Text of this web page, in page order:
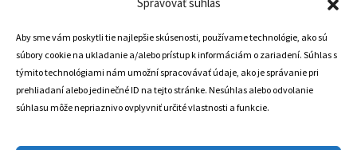
Aby sme vám poskytli tie najlepšie skúsenosti, používame technológie, ako sú
súbory cookie na ukladanie a/alebo prístup k informáciám o zariadení. Súhlas s
týmito technológiami nám umožní spracovávať údaje, ako je správanie pri
prehliadaní alebo jedinečné ID na tejto stránke. Nesúhlas alebo odvolanie
súhlasu môže nepriaznivo ovplyvniť určité vlastnosti a funkcie.
Trstená 02801
+421 905 806 234